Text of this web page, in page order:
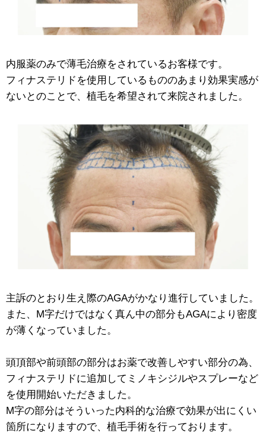
内服薬のみで薄毛治療をされているお客様です。
フィナステリドを使用しているもののあまり効果実感が
ないとのことで、植毛を希望されて来院されました。
主訴のとおり生え際のAGAがかなり進行していました。
また、M字だけではなく真ん中の部分もAGAにより密度
が薄くなっていました。
頭頂部や前頭部の部分はお薬で改善しやすい部分の為、
フィナステリドに追加してミノキシジルやスプレーなど
を使用開始いただきました。
M字の部分はそういった内科的な治療で効果が出にくい
箇所になりますので、植毛手術を行っております。